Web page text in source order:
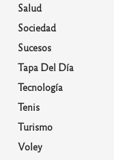
Salud
Sociedad
Sucesos
Tapa Del Día
Tecnología
Tenis
Turismo
Voley